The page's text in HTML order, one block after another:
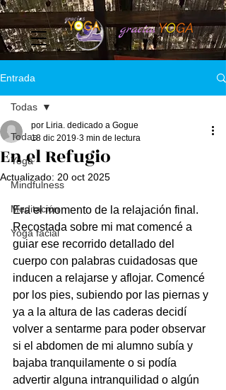
gracias YOGA
Entrada
Todas
Yoga
Mindfulness
Meditación
Yoga facial
Todas
En el Refugio
por Liria. dedicado a Gogue
18 dic 2019 3 min de lectura
Actualizado: 20 oct 2025
Era el momento de la relajación final.
Recostada sobre mi mat comencé a
guiar ese recorrido detallado del
cuerpo con palabras cuidadosas que
inducen a relajarse y aflojar. Comencé
por los pies, subiendo por las piernas y
ya a la altura de las caderas decidí
volver a sentarme para poder observar
si el abdomen de mi alumno subía y
bajaba tranquilamente o si podía
advertir alguna intranquilidad o algún